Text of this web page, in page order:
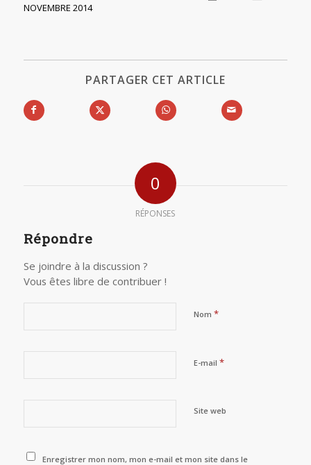
NOVEMBRE 2014
PARTAGER CET ARTICLE
0
RÉPONSES
Répondre
Se joindre à la discussion ?
Vous êtes libre de contribuer !
Nom *
E-mail *
Site web
Enregistrer mon nom, mon e-mail et mon site dans le